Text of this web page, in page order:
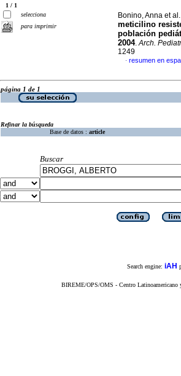
1 / 1
selecciona
para imprimir
Bonino, Anna et al.
meticilino
población
2004.Arch.
1249
· resumen en
página 1 de 1
Refinar la búsqueda
Base de datos : article
Buscar
Search engine: iAH
BIREME/OPS/OMS - Centro Latinoamericano